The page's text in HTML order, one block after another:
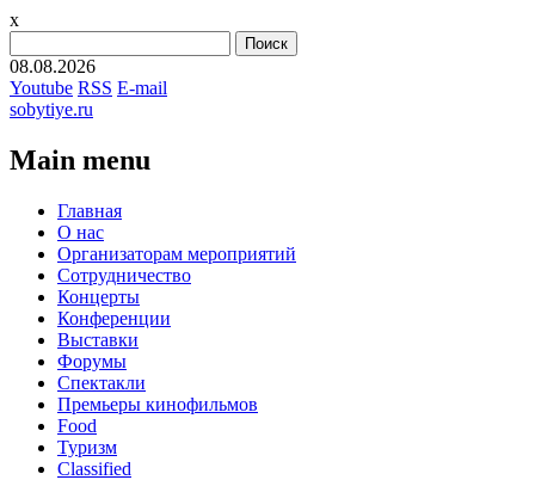
x
08.08.2026
Youtube RSS E-mail
sobytiye.ru
Main menu
Skip
content
Главная
О нас
Организаторам мероприятий
Сотрудничество
Концерты
Конференции
Выставки
Форумы
Спектакли
Премьеры кинофильмов
Food
Туризм
Сlassified